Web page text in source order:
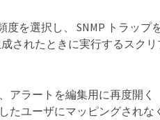
を選択し、 SNMP トラップ
されたときに実行するスクリ
アラートを編集用に再度開く
たユーザにマッピングされな